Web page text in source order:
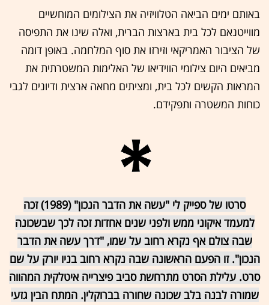
באותם ימים הביאה הטלוויזיה את הצילומים המוחשיים
מווייטנאם לכל בית בארצות הברית, ואלה שינו את התפיסה
של הציבור האמריקאי וזירזו את סוף המלחמה. באופן דומה
מביאים היום צילומי הווידיאו של האלימות המשטרתית את
המראות הקשים לכל בית, ומציתים מחאה ארצית ודיונים לגבי
כוחות המשטרה ותפקידם.
סרטו של ספייק לי "עשה את הדבר הנכון" (1989) זכה
למעמד איקוני ממש ולפני שנים אחדות זכה לכך שבשכונה
שבה צולם אף נקרא רחוב על שמו, "דרך עשה את הדבר
הנכון". זו הפעם הראשונה שבה נקרא רחוב בניו יורק על שם
סרט. עלילת הסרט מתרחשת סביב פיצרייה איטלקית המהווה
שמורה לבנה בלב שכונה שחורה בברוקלין. המתח הבין גזעי